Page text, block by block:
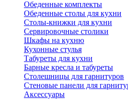
Обеденные комплекты
Обеденные столы для кухни
Столы-книжки для кухни
Сервировочные столики
Шкафы на кухню
Кухонные стулья
Табуреты для кухни
Барные кресла и табуреты
Столешницы для гарнитуров
Стеновые панели для
Аксессуары